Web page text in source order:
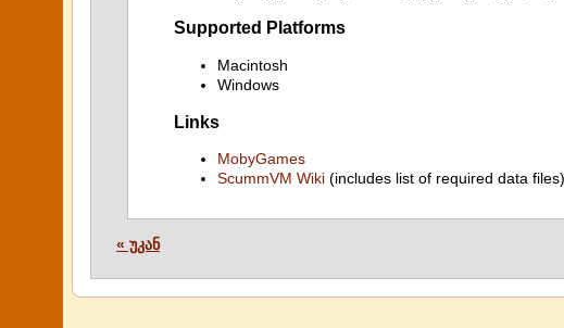
Supported Platforms
Macintosh
Windows
Links
MobyGames
ScummVM Wiki (includes list of required data files)
« უკან